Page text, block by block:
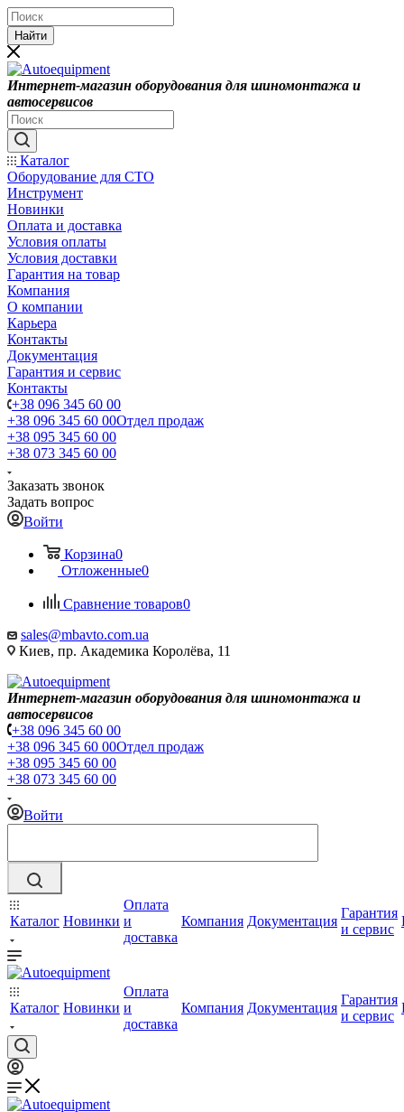
Найти
Интернет-магазин оборудования для шиномонтажа и
автосервисов
Каталог
Оборудование для СТО
Инструмент
Новинки
Оплата и доставка
Условия оплаты
Условия доставки
Гарантия на товар
Компания
О компании
Карьера
Контакты
Документация
Гарантия и сервис
Контакты
+38 096 345 60 00
+38 096 345 60 00Отдел продаж
+38 095 345 60 00
+38 073 345 60 00
Заказать звонок
Задать вопрос
Войти
Корзина0
Отложенные0
Сравнение товаров0
sales@mbavto.com.ua
Киев, пр. Академика Королёва, 11
Интернет-магазин оборудования для шиномонтажа и
автосервисов
+38 096 345 60 00
+38 096 345 60 00Отдел продаж
+38 095 345 60 00
+38 073 345 60 00
Войти
Каталог Новинки
Оплата
и
доставка
Компания Документация
Гарантия
и сервис
Каталог Новинки
Оплата
и
доставка
Компания Документация
Гарантия
и сервис